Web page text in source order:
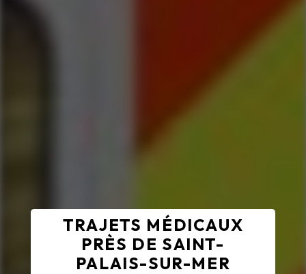
TRAJETS MÉDICAUX
PRÈS DE SAINT-
PALAIS-SUR-MER